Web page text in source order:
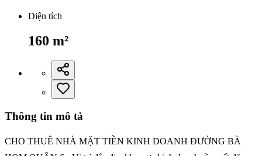
Diện tích
160 m²
Thông tin mô tả
CHO THUÊ NHÀ MẶT TIỀN KINH DOANH ĐƯỜNG BÀ